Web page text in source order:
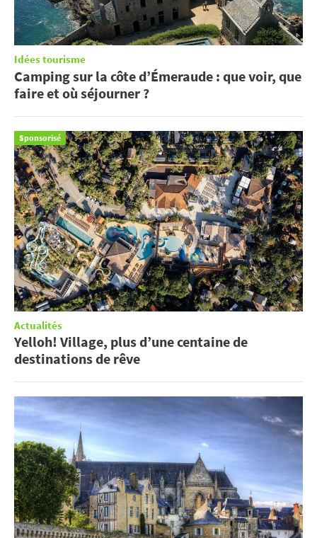
Idées tourisme
Camping sur la côte d’Émeraude : que voir, que
faire et où séjourner ?
Sponsorisé
Actualités
Yelloh! Village, plus d’une centaine de
destinations de rêve